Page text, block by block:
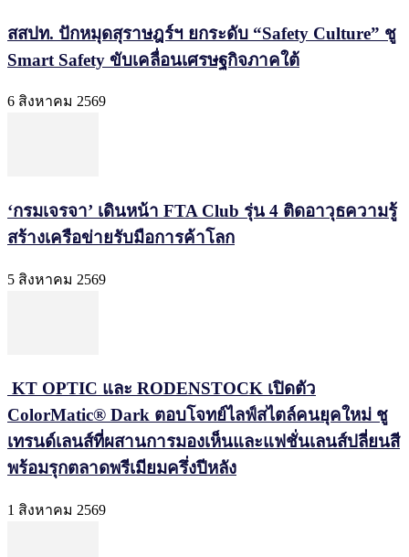
สสปท. ปักหมุดสุราษฎร์ฯ ยกระดับ “Safety Culture” ชู
Smart Safety ขับเคลื่อนเศรษฐกิจภาคใต้
6 สิงหาคม 2569
‘กรมเจรจา’ เดินหน้า FTA Club รุ่น 4 ติดอาวุธความรู้
สร้างเครือข่ายรับมือการค้าโลก
5 สิงหาคม 2569
KT OPTIC และ RODENSTOCK เปิดตัว
ColorMatic® Dark ตอบโจทย์ไลฟ์สไตล์คนยุคใหม่ ชู
เทรนด์เลนส์ที่ผสานการมองเห็นและแฟชั่นเลนส์ปลี่ยนสี
พร้อมรุกตลาดพรีเมียมครึ่งปีหลัง
1 สิงหาคม 2569